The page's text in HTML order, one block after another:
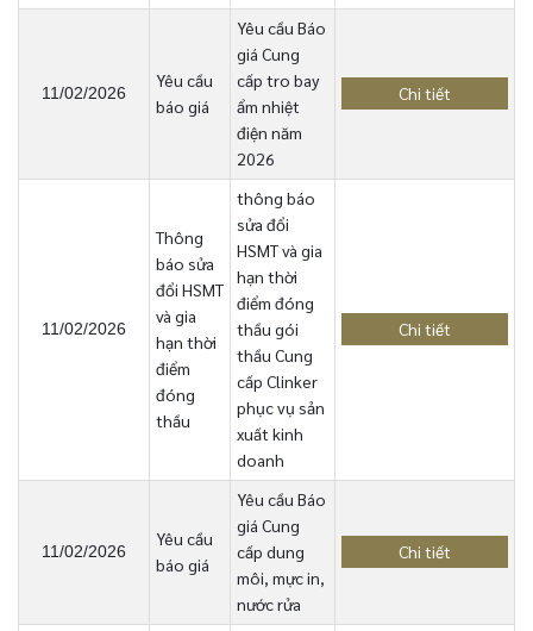
11/02/2026
Yêu cầu
báo giá
Yêu cầu Báo
giá Cung
cấp tro bay
ẩm nhiệt
điện năm
2026
Chi tiết
11/02/2026
Thông
báo sửa
đổi HSMT
và gia
hạn thời
điểm
đóng
thầu
thông báo
sửa đổi
HSMT và gia
hạn thời
điểm đóng
thầu gói
thầu Cung
cấp Clinker
phục vụ sản
xuất kinh
doanh
Chi tiết
11/02/2026
Yêu cầu
báo giá
Yêu cầu Báo
giá Cung
cấp dung
môi, mực in,
nước rửa
Chi tiết